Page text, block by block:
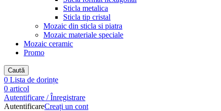
Sticla metalica
Sticla tip cristal
Mozaic din sticla si piatra
Mozaic materiale speciale
Mozaic ceramic
Promo
Caută
0 Lista de dorințe
0 articol
Autentificare / Înregistrare
AutentificareCreați un cont